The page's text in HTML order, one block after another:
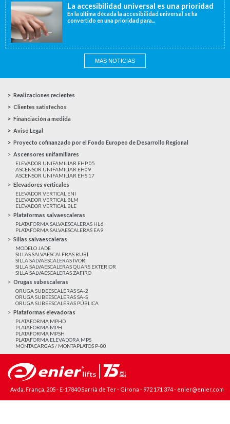
La accesibilidad universal es una prioridad
En la última década la accesibilidad universal se ha
convertido en una prioridad para...
MAS NOTICIAS
Realizaciones recientes
Clientes satisfechos
Financiación a medida
Aviso Legal
Proyecto cofinanzado por el Fondo Europeo de Desarrollo Regional
Ascensores unifamiliares
ELEVADOR UNIFAMILIAR EHP 05
ASCENSOR UNIFAMILIAR EH09
ASCENSOR UNIFAMILIAR EHS 17
Elevadores verticales
ELEVADOR VERTICAL ENI
ELEVADOR VERTICAL BLM
ELEVADOR VERTICAL BLE
Plataformas salvaescaleras
PLATAFORMA SALVAESCALERAS HL6
PLATAFORMA SALVAESCALERAS EA9
Sillas salvaescaleras
MODELO JADE
SILLAS SALVAESCALERAS RUBÍ
SILLA SALVAESCALERAS IVORI
SILLA SALVAESCALERAS QUARS EXTERIOR
SILLA SALVAESCALERAS ZAFIRO
Orugas subescaleras
ORUGA SUBEESCALERAS SA-2
ORUGA SUBEESCALERAS SA-S
ORUGA SUBEESCALERAS PÚBLICA
Plataformas elevadoras
PLATAFORMA MPHD
PLATAFORMA MPH
PLATAFORMA MPSH
PLATAFORMA ELEVADORA MPS
MONTACARGAS / MONTAPLATOS P-80
Avda. França, 205 - E-17840 Sarrià de Ter - Girona - 972 171 374- enier@enier.com